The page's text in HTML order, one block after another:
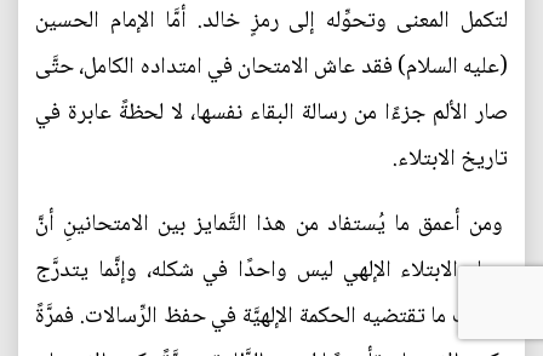
لتكمل المعنى وتحوِّله إلى رمزٍ خالد. أمَّا الإمام الحسين
(عليه السلام) فقد عاش الامتحان في امتداده الكامل، حتَّى
صار الألم جزءًا من رسالة البقاء نفسها، لا لحظةً عابرة في
تاريخ الابتلاء.
ومن أعمق ما يُستفاد من هذا التَّمايز بين الامتحانينِ أنَّ
مسار الابتلاء الإلهي ليس واحدًا في شكله، وإنَّما يتدرَّج
بحسب ما تقتضيه الحكمة الإلهيَّة في حفظ الرِّسالات. فمرَّةً